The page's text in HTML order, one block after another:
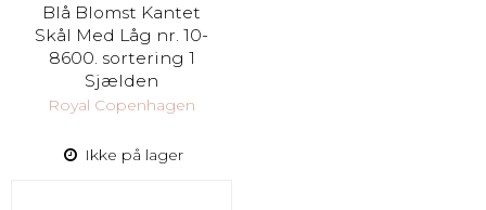
Blå Blomst Kantet
Skål Med Låg nr. 10-
8600. sortering 1
Sjælden
Royal Copenhagen
Ikke på lager